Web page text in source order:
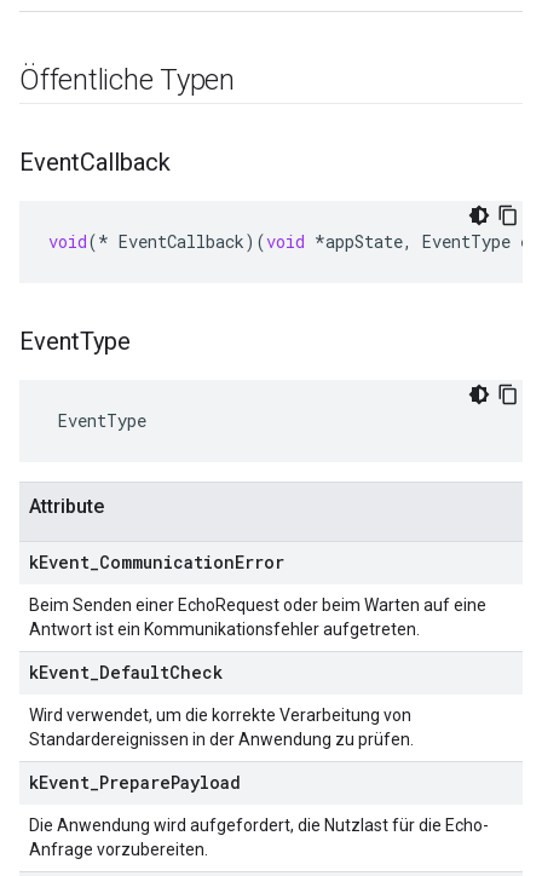
Öffentliche Typen
EventCallback
void(* EventCallback)(void *appState, EventType
EventType
EventType
Attribute
kEvent CommunicationError
Beim Senden einer EchoRequest oder beim Warten auf eine
Antwort ist ein Kommunikationsfehler aufgetreten.
kEvent DefaultCheck
Wird verwendet, um die korrekte Verarbeitung von
Standardereignissen in der Anwendung zu prüfen.
kEvent PreparePayload
Die Anwendung wird aufgefordert, die Nutzlast für die Echo-
Anfrage vorzubereiten.